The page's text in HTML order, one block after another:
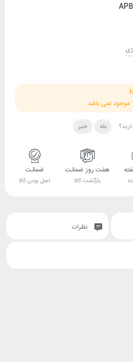
موجود نمی باشد.
بله خیر
هفت روز ضمانت
بازگشت کالا
ضمانت
اصل بودن کالا
نظرات